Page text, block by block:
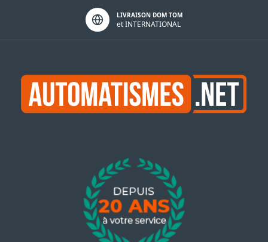
LIVRAISON DOM TOM
et INTERNATIONAL